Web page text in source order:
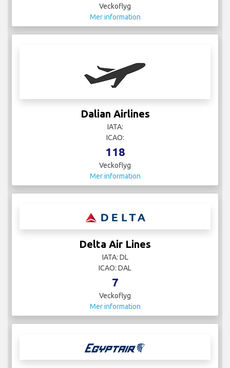
Veckoflyg
Mer information
Dalian Airlines
IATA:
ICAO:
118
Veckoflyg
Mer information
Delta Air Lines
IATA: DL
ICAO: DAL
7
Veckoflyg
Mer information